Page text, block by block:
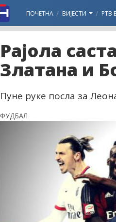
ПОЧЕТНА ВИЈЕСТИ РТВ
Рајола
Златана и
Пуне руке посла за
ФУДБАЛ